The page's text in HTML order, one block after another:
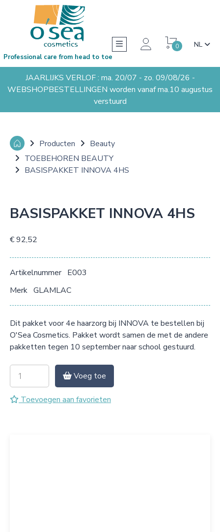
0 NL
Professional care from head to toe
JAARLIJKS VERLOF : ma. 20/07 - zo. 09/08/26 -
WEBSHOPBESTELLINGEN worden vanaf ma.10 augustus
verstuurd
Producten
Beauty
TOEBEHOREN BEAUTY
BASISPAKKET INNOVA 4HS
BASISPAKKET INNOVA 4HS
€ 92,52
Artikelnummer E003
Merk GLAMLAC
Dit pakket voor 4e haarzorg bij INNOVA te bestellen bij
O'Sea Cosmetics. Pakket wordt samen de met de andere
pakketten tegen 10 september naar school gestuurd.
Voeg toe
Toevoegen aan favorieten